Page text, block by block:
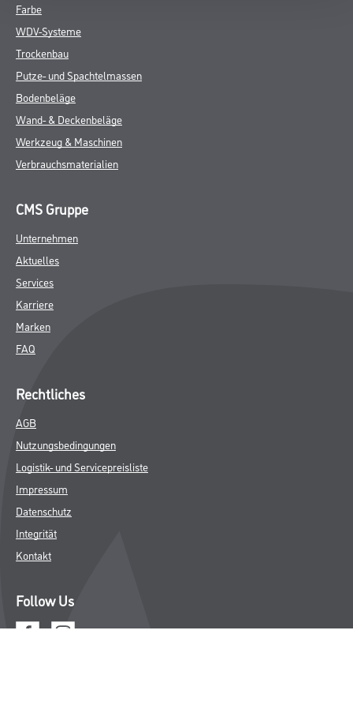
Farbe
WDV-Systeme
Trockenbau
Putze- und Spachtelmassen
Bodenbeläge
Wand- & Deckenbeläge
Werkzeug & Maschinen
Verbrauchsmaterialien
CMS Gruppe
Unternehmen
Aktuelles
Services
Karriere
Marken
FAQ
Rechtliches
AGB
Nutzungsbedingungen
Logistik- und Servicepreisliste
Impressum
Datenschutz
Integrität
Kontakt
Follow Us